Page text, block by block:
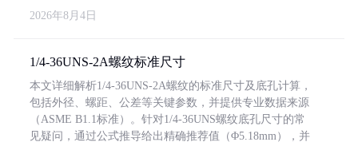
2026年8月4日
1/4-36UNS-2A螺纹标准尺寸
本文详细解析1/4-36UNS-2A螺纹的标准尺寸及底孔计算，
包括外径、螺距、公差等关键参数，并提供专业数据来源
（ASME B1.1标准）。针对1/4-36UNS螺纹底孔尺寸的常
见疑问，通过公式推导给出精确推荐值（Φ5.18mm），并